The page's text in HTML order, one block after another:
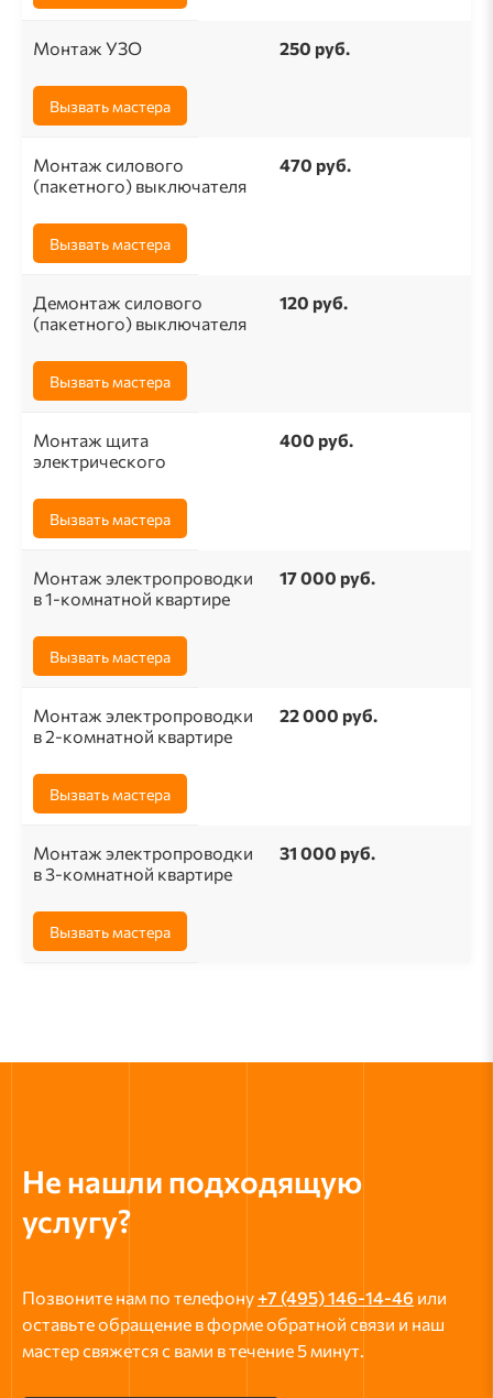
Монтаж УЗО 250 руб.
Вызвать мастера
Монтаж силового
(пакетного) выключателя
470 руб.
Вызвать мастера
Демонтаж силового
(пакетного) выключателя
120 руб.
Вызвать мастера
Монтаж щита
электрического
400 руб.
Вызвать мастера
Монтаж электропроводки
в 1-комнатной квартире
17 000 руб.
Вызвать мастера
Монтаж электропроводки
в 2-комнатной квартире
22 000 руб.
Вызвать мастера
Монтаж электропроводки
в 3-комнатной квартире
31 000 руб.
Вызвать мастера
Не нашли подходящую
услугу?
Позвоните нам по телефону +7 (495) 146-14-46 или
оставьте обращение в форме обратной связи и наш
мастер свяжется с вами в течение 5 минут.